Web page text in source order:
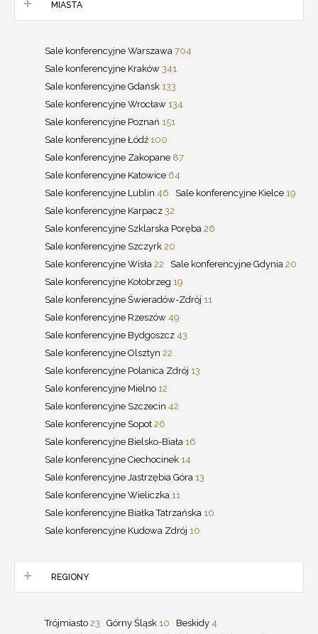
MIASTA
Sale konferencyjne Warszawa 704
Sale konferencyjne Kraków 341
Sale konferencyjne Gdańsk 133
Sale konferencyjne Wrocław 134
Sale konferencyjne Poznań 151
Sale konferencyjne Łódź 100
Sale konferencyjne Zakopane 87
Sale konferencyjne Katowice 64
Sale konferencyjne Lublin 46 Sale konferencyjne Kielce 19
Sale konferencyjne Karpacz 32
Sale konferencyjne Szklarska Poręba 26
Sale konferencyjne Szczyrk 20
Sale konferencyjne Wisła 22 Sale konferencyjne Gdynia 20
Sale konferencyjne Kołobrzeg 19
Sale konferencyjne Świeradów-Zdrój 11
Sale konferencyjne Rzeszów 49
Sale konferencyjne Bydgoszcz 43
Sale konferencyjne Olsztyn 22
Sale konferencyjne Polanica Zdrój 13
Sale konferencyjne Mielno 12
Sale konferencyjne Szczecin 42
Sale konferencyjne Sopot 26
Sale konferencyjne Bielsko-Biała 16
Sale konferencyjne Ciechocinek 14
Sale konferencyjne Jastrzębia Góra 13
Sale konferencyjne Wieliczka 11
Sale konferencyjne Białka Tatrzańska 10
Sale konferencyjne Kudowa Zdrój 10
REGIONY
Trójmiasto 23 Górny Śląsk 10 Beskidy 4